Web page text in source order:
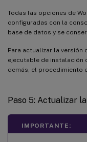
Todas las opciones de
configuradas con la
base de datos y se
Para actualizar la versión
ejecutable de instalación
demás, el procedimiento
Paso 5: Actualizar
IMPORTANTE: